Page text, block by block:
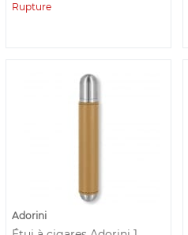
Rupture
Adorini